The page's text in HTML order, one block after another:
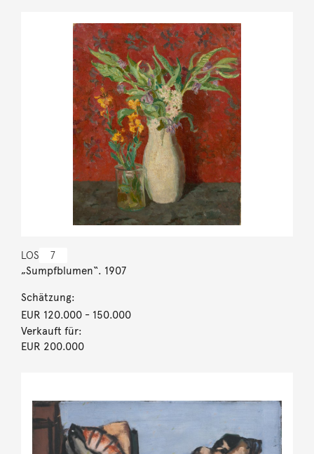
LOS 7
„Sumpfblumen“. 1907
Schätzung:
EUR 120.000- 150.000
Verkauft für:
EUR 200.000